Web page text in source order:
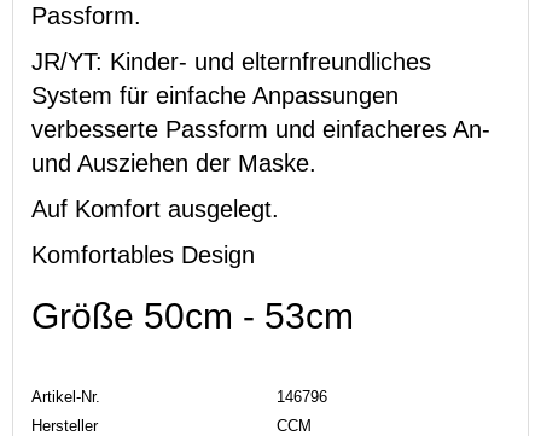
Passform.
JR/YT: Kinder- und elternfreundliches
System für einfache Anpassungen
verbesserte Passform und einfacheres An-
und Ausziehen der Maske.
Auf Komfort ausgelegt.
Komfortables Design
Größe 50cm - 53cm
Artikel-Nr.
146796
Hersteller
CCM